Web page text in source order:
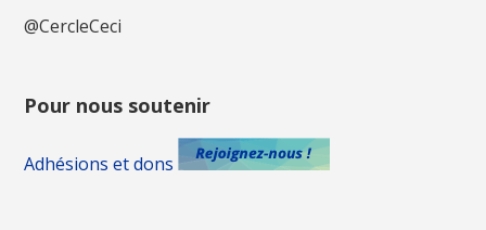
@CercleCeci
Pour nous soutenir
Adhésions et dons